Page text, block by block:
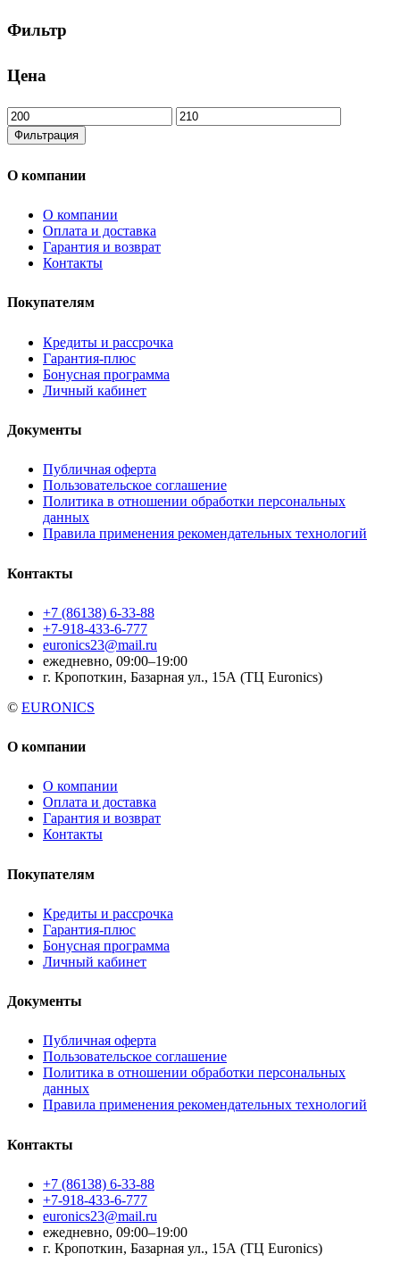
Фильтр
Цена
Минимальная
цена
Максимальная
цена
Фильтрация
О компании
О компании
Оплата и доставка
Гарантия и возврат
Контакты
Покупателям
Кредиты и рассрочка
Гарантия-плюс
Бонусная программа
Личный кабинет
Документы
Публичная оферта
Пользовательское соглашение
Политика в отношении обработки персональных
данных
Правила применения рекомендательных технологий
Контакты
+7 (86138) 6-33-88
+7-918-433-6-777
euronics23@mail.ru
ежедневно, 09:00–19:00
г. Кропоткин, Базарная ул., 15А (ТЦ Euronics)
© EURONICS
О компании
О компании
Оплата и доставка
Гарантия и возврат
Контакты
Покупателям
Кредиты и рассрочка
Гарантия-плюс
Бонусная программа
Личный кабинет
Документы
Публичная оферта
Пользовательское соглашение
Политика в отношении обработки персональных
данных
Правила применения рекомендательных технологий
Контакты
+7 (86138) 6-33-88
+7-918-433-6-777
euronics23@mail.ru
ежедневно, 09:00–19:00
г. Кропоткин, Базарная ул., 15А (ТЦ Euronics)